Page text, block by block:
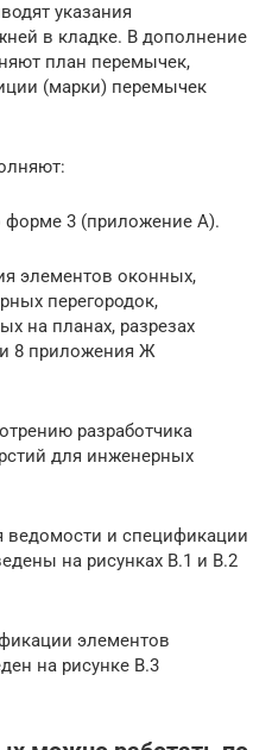
указания
в кладке. В дополнение
план перемычек,
(марки) перемычек
3 (приложение А).
элементов оконных,
перегородок,
на планах, разрезах
8 приложения Ж
разработчика
для инженерных
и спецификации
на рисунках В.1 и В.2
элементов
на рисунке В.3